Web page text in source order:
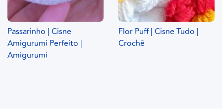
Passarinho | Cisne
Amigurumi Perfeito |
Amigurumi
Flor Puff | Cisne Tudo |
Crochê